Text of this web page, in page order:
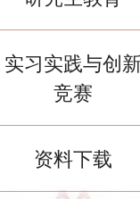
实习实践与创新
竞赛
资料下载